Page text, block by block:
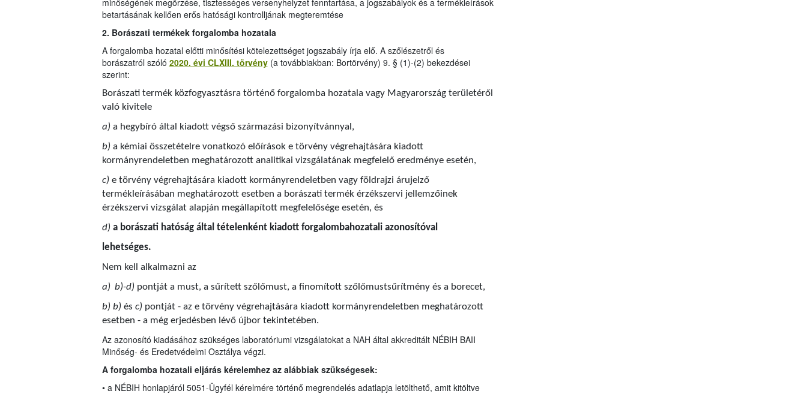
minőségének megőrzése, tisztességes versenyhelyzet fenntartása, a jogszabályok és a termékleírások
betartásának kellően erős hatósági kontrolljának megteremtése
2. Borászati termékek forgalomba hozatala
A forgalomba hozatal előtti minősítési kötelezettséget jogszabály írja elő. A szőlészetről és
borászatról szóló 2020. évi CLXIII. törvény(a továbbiakban: Bortörvény) 9. § (1)-(2) bekezdései
szerint:
Borászati termék közfogyasztásra történő forgalomba hozatala vagy Magyarország területéről
való kivitele
a) a hegybíró által kiadott végső származási bizonyítvánnyal,
b) a kémiai összetételre vonatkozó előírások e törvény végrehajtására kiadott
kormányrendeletben meghatározott analitikai vizsgálatának megfelelő eredménye esetén,
c) e törvény végrehajtására kiadott kormányrendeletben vagy földrajzi árujelző
termékleírásában meghatározott esetben a borászati termék érzékszervi jellemzőinek
érzékszervi vizsgálat alapján megállapított megfelelősége esetén, és
d) a borászati hatóság által tételenként kiadott forgalombahozatali azonosítóval
lehetséges.
Nem kell alkalmazni az
a) b)-d) pontját a must, a sűrített szőlőmust, a finomított szőlőmustsűrítmény és a borecet,
b) b) és c) pontját - az e törvény végrehajtására kiadott kormányrendeletben meghatározott
esetben - a még erjedésben lévő újbor tekintetében.
Az azonosító kiadásához szükséges laboratóriumi vizsgálatokat a NAH által akkreditált NÉBIH BAII
Minőség- és Eredetvédelmi Osztálya végzi.
A forgalomba hozatali eljárás kérelemhez az alábbiak szükségesek:
• a NÉBIH honlapjáról 5051-Ügyfél kérelmére történő megrendelés adatlapja letölthető, amit kitöltve